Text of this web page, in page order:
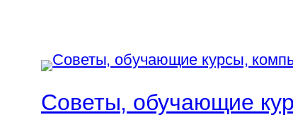
Советы, обучающие